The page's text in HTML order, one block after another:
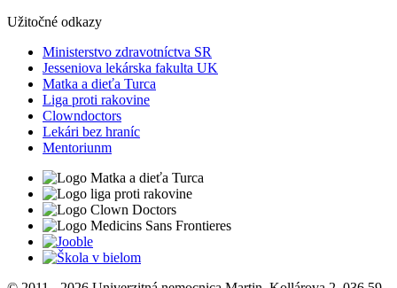
Užitočné odkazy
Ministerstvo zdravotníctva SR
Jesseniova lekárska fakulta UK
Matka a dieťa Turca
Liga proti rakovine
Clowndoctors
Lekári bez hraníc
Mentoriunm